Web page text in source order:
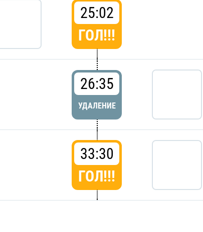
25:02
ГОЛ!!!
26:35
УДАЛЕНИЕ
33:30
ГОЛ!!!